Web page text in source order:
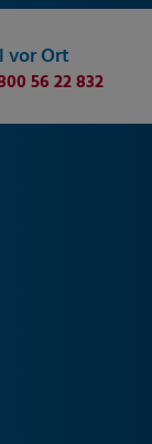
vor Ort
56 22 832